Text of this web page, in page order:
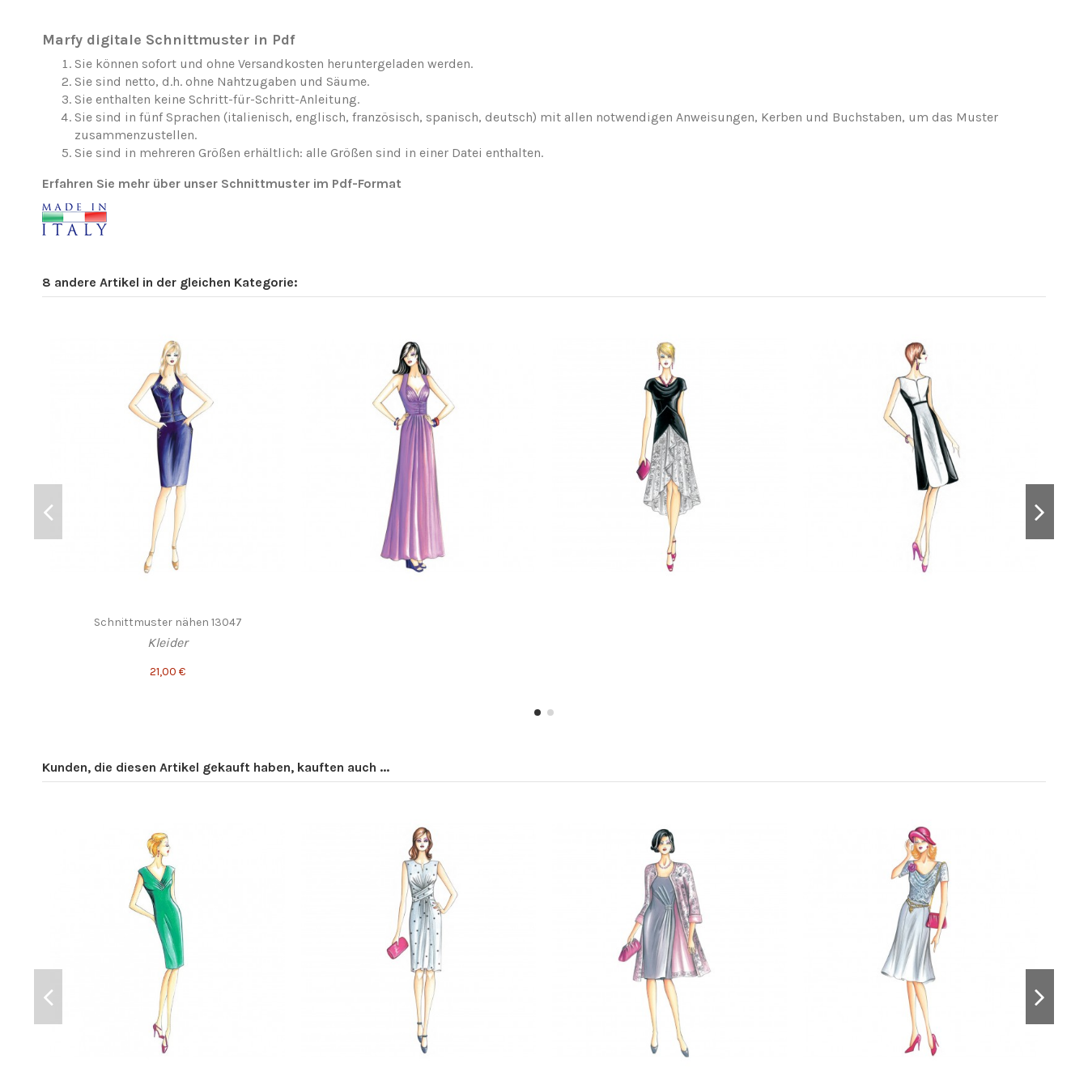
Marfy digitale Schnittmuster in Pdf
Sie können sofort und ohne Versandkosten heruntergeladen werden.
Sie sind netto, d.h. ohne Nahtzugaben und Säume.
Sie enthalten keine Schritt-für-Schritt-Anleitung.
Sie sind in fünf Sprachen (italienisch, englisch, französisch, spanisch, deutsch) mit allen notwendigen Anweisungen, Kerben und Buchstaben, um das Muster
zusammenzustellen.
Sie sind in mehreren Größen erhältlich: alle Größen sind in einer Datei enthalten.
Erfahren Sie mehr über unser Schnittmuster im Pdf-Format
8 andere Artikel in der gleichen Kategorie:
Schnittmuster nähen 13047
Kleider
21,00 €
Kunden, die diesen Artikel gekauft haben, kauften auch ...